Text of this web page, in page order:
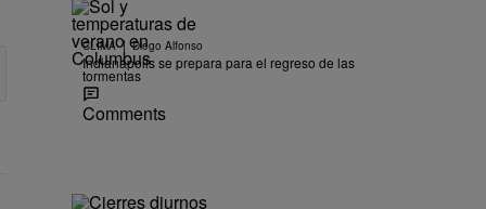
CLIMA | Diego Alfonso
Indianápolis se prepara para el regreso de las
tormentas
Comments